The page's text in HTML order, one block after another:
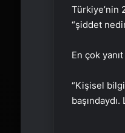
Türkiye’nin
“şiddet
En çok
“Kişisel